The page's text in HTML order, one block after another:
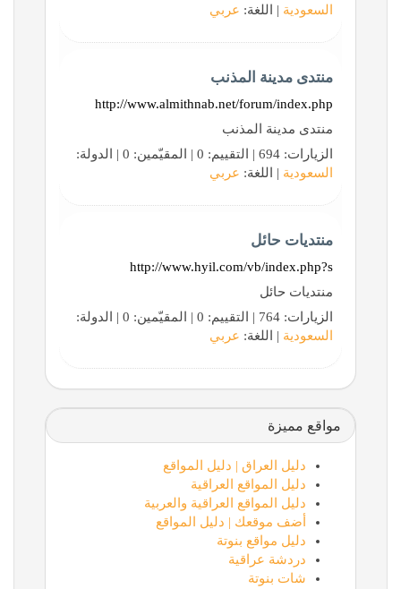
السعودية | اللغة: عربي
منتدى مدينة المذنب
http://www.almithnab.net/forum/index.php
منتدى مدينة المذنب
الزيارات: 694 | التقييم: 0 | المقيّمين: 0 | الدولة:
السعودية | اللغة: عربي
منتديات حائل
http://www.hyil.com/vb/index.php?s
منتديات حائل
الزيارات: 764 | التقييم: 0 | المقيّمين: 0 | الدولة:
السعودية | اللغة: عربي
مواقع مميزة
دليل العراق | دليل المواقع
دليل المواقع العراقية
دليل المواقع العراقية والعربية
أضف موقعك | دليل المواقع
دليل مواقع بنوتة
دردشة عراقية
شات بنوتة